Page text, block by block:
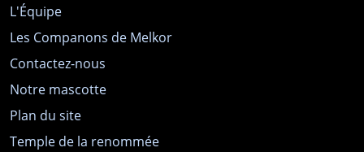
L'Équipe
Les Companons de Melkor
Contactez-nous
Notre mascotte
Plan du site
Temple de la renommée